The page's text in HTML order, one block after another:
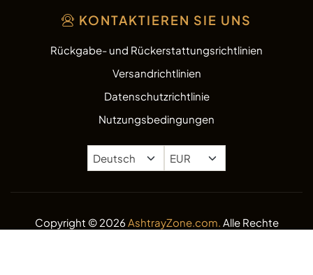
KONTAKTIEREN SIE UNS
Rückgabe- und Rückerstattungsrichtlinien
Versandrichtlinien
Datenschutzrichtlinie
Nutzungsbedingungen
Copyright © 2026 AshtrayZone.com. Alle Rechte